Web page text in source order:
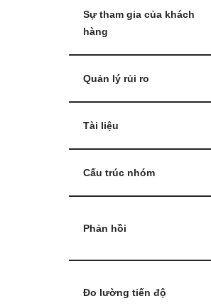
Sự tham gia của khách
hàng
Quản lý rủi ro
Tài liệu
Cấu trúc nhóm
Phản hồi
Đo lường tiến độ